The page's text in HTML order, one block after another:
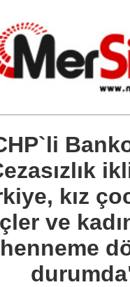
kız
ve